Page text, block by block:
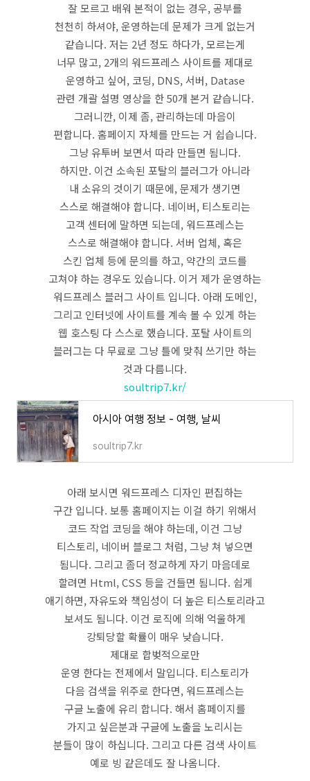
잘 모르고 배워 본적이 없는 경우, 공부를
천천히 하셔야, 운영하는데 문제가 크게 없는거
같습니다. 저는 2년 정도 하다가, 모르는게
너무 많고, 2개의 워드프레스 사이트를 제대로
운영하고 싶어, 코딩, DNS, 서버, Datase
관련 개괄 설명 영상을 한 50개 본거 같습니다.
그러니깐, 이제 좀, 관리하는데 마음이
편합니다. 홈페이지 자체를 만드는 거 쉽습니다.
그냥 유투버 보면서 따라 만들면 됨니다.
하지만. 이건 소속된 포탈의 블러그가 아니라
내 소유의 것이기 때문에, 문제가 생기면
스스로 해결해야 합니다. 네이버, 티스토리는
고객 센터에 말하면 되는데, 워드프레스는
스스로 해결해야 합니다. 서버 업체, 혹은
스킨 업체 등에 문의를 하고, 약간의 코드를
고쳐야 하는 경우도 있습니다. 이거 제가 운영하는
워드프레스 블러그 사이트 입니다. 아래 도메인,
그리고 인터넷에 사이트를 계속 볼 수 있게 하는
웹 호스팅 다 스스로 했습니다. 포탈 사이트의
블러그는 다 무료로 그냥 틀에 맞춰 쓰기만 하는
것과 다름니다.
soultrip7.kr/
아시아 여행 정보 - 여행, 날씨
soultrip7.kr
아래 보시면 워드프레스 디자인 편집하는
구간 입니다. 보통 홈페이지는 이걸 하기 위해서
코드 작업 코딩을 해야 하는데, 이건 그냥
티스토리, 네이버 블로그 처럼, 그냥 쳐 넣으면
됨니다. 그리고 좀더 정교하게 자기 마음데로
할려면 Html, CSS 등을 건들면 됨니다. 쉽게
애기하면, 자유도와 책임성이 더 높은 티스토리라고
보셔도 됨니다. 이건 로직에 의해 억울하게
강퇴당할 확률이 매우 낮습니다.
제대로 합벚적으로만
운영 한다는 전제에서 말입니다. 티스토리가
다음 검색을 위주로 한다면, 워드프레스는
구글 노출에 유리 합니다. 해서 홈페이지를
가지고 싶은분과 구글에 노출을 노리시는
분들이 많이 하십니다. 그리고 다른 검색 사이트
예로 빙 같은데도 잘 나옴니다.